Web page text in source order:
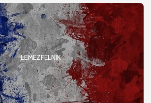
LEMEZFELNIK